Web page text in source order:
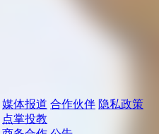
媒体报道 合作伙伴 隐私政策
点掌投教